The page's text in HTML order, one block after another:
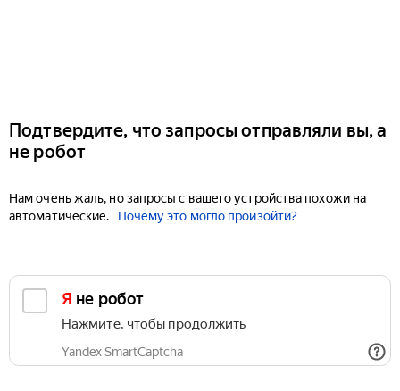
Подтвердите, что запросы отправляли вы, а
не робот
Нам очень жаль, но запросы с вашего устройства похожи на
автоматические.
Почему это могло произойти?
Я не робот
Нажмите, чтобы продолжить
Yandex SmartCaptcha